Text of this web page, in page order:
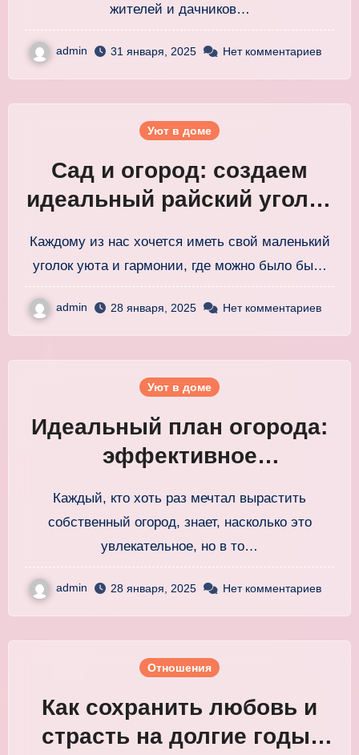
жителей и дачников…
admin 31 января, 2025 Нет комментариев
Уют в доме
Сад и огород: создаем
идеальный райский уголок
Каждому из нас хочется иметь свой маленький
уголок уюта и гармонии, где можно было бы…
admin 28 января, 2025 Нет комментариев
Уют в доме
Идеальный план огорода:
эффективное
урожая
Каждый, кто хоть раз мечтал вырастить
собственный огород, знает, насколько это
увлекательное, но в то…
admin 28 января, 2025 Нет комментариев
Отношения
Как сохранить любовь и
страсть на долгие годы: